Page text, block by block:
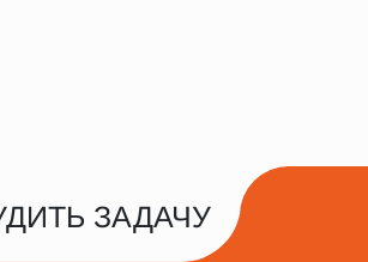
ЗАДАЧУ